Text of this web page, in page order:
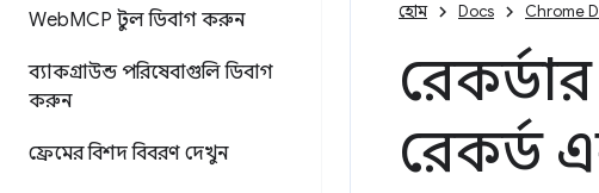
WebMCP টুল ডিবাগ করুন
ব্যাকগ্রাউন্ড পরিষেবাগুলি ডিবাগ
করুন
ফ্রেমের বিশদ বিবরণ দেখুন
হোম Docs Chrome
রেকর্ড